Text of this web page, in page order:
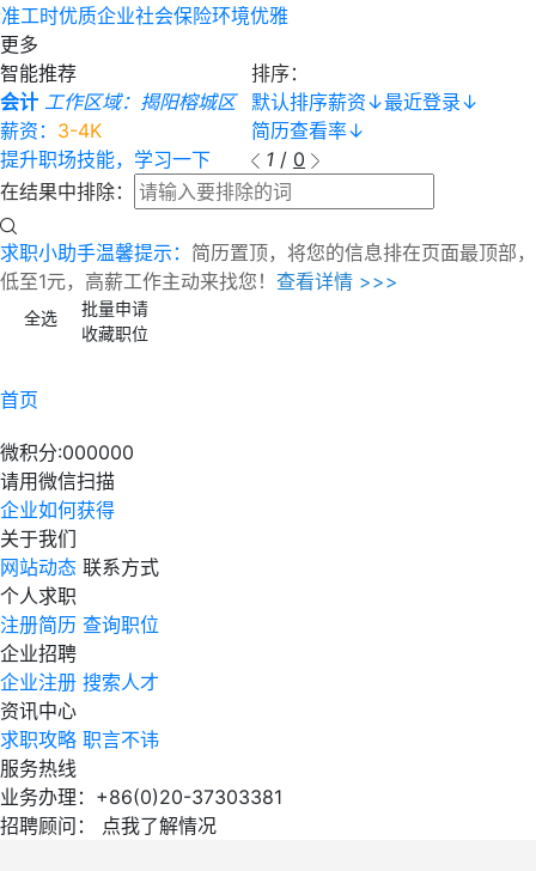
工时优质企业社会保险环境优雅
更多
智能推荐
会计 工作区域：揭阳榕城区
薪资： 3-4K
提升职场技能，学习一下
排序：
默认排序薪资↓最近登录↓
简历查看率↓
1 / 0
在结果中排除：
求职小助手温馨提示： 简历置顶，将您的信息排在页面最顶部，
低至1元，高薪工作主动来找您！ 查看详情 >>>
全选
批量申请
收藏职位
首页
微积分:000000
请用微信扫描
企业如何获得
关于我们
网站动态 联系方式
个人求职
注册简历 查询职位
企业招聘
企业注册 搜索人才
资讯中心
求职攻略 职言不讳
服务热线
业务办理：+86(0)20-37303381
招聘顾问： 点我了解情况